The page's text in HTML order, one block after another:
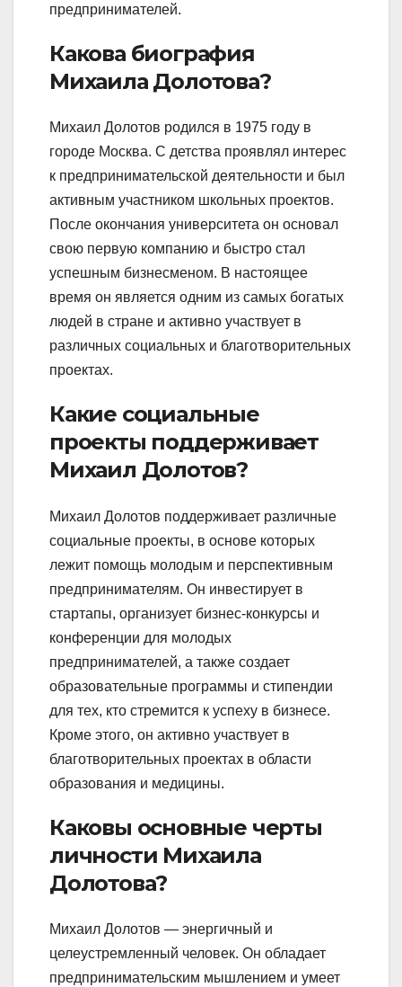
предпринимателей.
Какова биография
Михаила Долотова?
Михаил Долотов родился в 1975 году в
городе Москва. С детства проявлял интерес
к предпринимательской деятельности и был
активным участником школьных проектов.
После окончания университета он основал
свою первую компанию и быстро стал
успешным бизнесменом. В настоящее
время он является одним из самых богатых
людей в стране и активно участвует в
различных социальных и благотворительных
проектах.
Какие социальные
проекты поддерживает
Михаил Долотов?
Михаил Долотов поддерживает различные
социальные проекты, в основе которых
лежит помощь молодым и перспективным
предпринимателям. Он инвестирует в
стартапы, организует бизнес-конкурсы и
конференции для молодых
предпринимателей, а также создает
образовательные программы и стипендии
для тех, кто стремится к успеху в бизнесе.
Кроме этого, он активно участвует в
благотворительных проектах в области
образования и медицины.
Каковы основные черты
личности Михаила
Долотова?
Михаил Долотов — энергичный и
целеустремленный человек. Он обладает
предпринимательским мышлением и умеет